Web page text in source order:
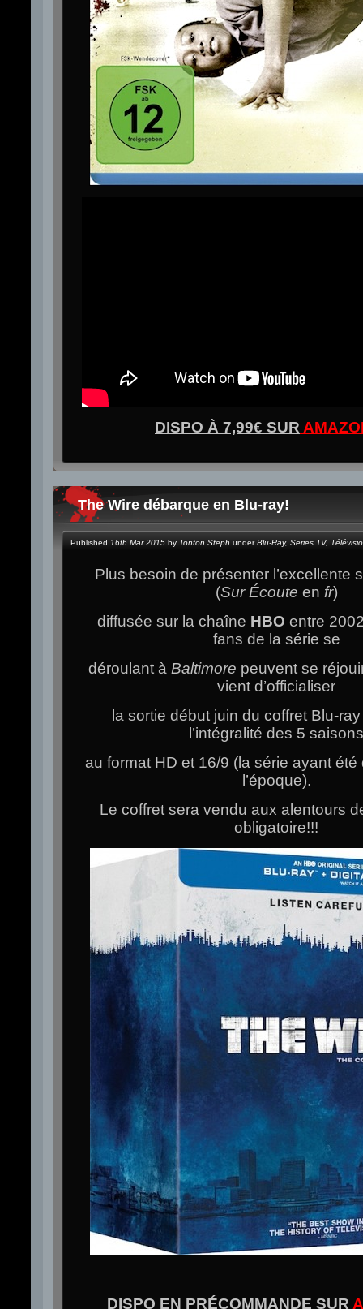
DISPO À 7,99€ SUR
The Wire débarque en Blu-ray!
Published 16th Mar 2015 by Tonton Steph underBlu-Ray, Series TV,
Plus besoin de présenter l’excellente
(Sur Écoute en fr)
diffusée sur la chaîne HBO entre
fans de la série se
déroulant à Baltimore peuvent se
vient d’officialiser
la sortie début juin du coffret Blu-
l’intégralité des 5 saisons
au format HD et 16/9 (la série ayant été
l’époque).
Le coffret sera vendu aux alentours
obligatoire!!!
DISPO EN PRÉCOMMANDE SUR